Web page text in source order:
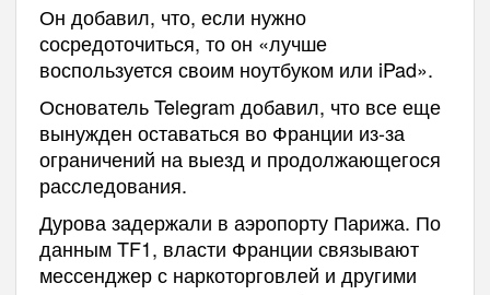
Он добавил, что, если нужно
сосредоточиться, то он «лучше
воспользуется своим ноутбуком или iPad».
Основатель Telegram добавил, что все еще
вынужден оставаться во Франции из-за
ограничений на выезд и продолжающегося
расследования.
Дурова задержали в аэропорту Парижа. По
данным TF1, власти Франции связывают
мессенджер с наркоторговлей и другими